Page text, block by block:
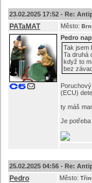
23.02.2025 17:52 - Re:
PATaMAT Město:
Pedro
Tak jsem
Ta druhá
když to
bez
(ECU)
ty máš
Je
25.02.2025 04:56 - Re:
Pedro Město: